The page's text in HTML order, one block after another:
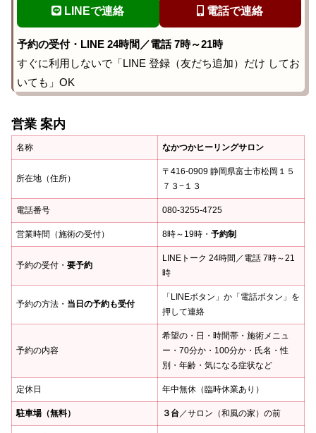
LINEで連絡 電話で連絡
予約の受付・LINE 24時間／電話 7時～21時
すぐに利用しないで「LINE 登録（友だち追加）だけ してお
いても」OK
営業 案内
名称 なかつかヒーリングサロン
所在地（住所）
〒416-0909 静岡県富士市松岡１５
７３−１３
電話番号 080-3255-4725
営業時間（施術の受付） 8時～19時・ 予約制
予約の受付・ 要予約
LINEトーク 24時間／電話 7時～21
時
予約の方法・ 当日の予約も受付
「LINEボタン」か「電話ボタン」を
押して連絡
予約の内容
希望の・日・時間帯・施術メニュ
ー・70分か・100分か・氏名・性
別・年齢・気になる症状など
定休日 年中無休（臨時休業あり）
駐車場（無料） ３台／サロン（和風の家）の前